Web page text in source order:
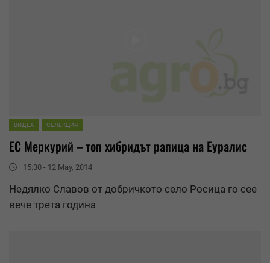
ВИДЕА СЕЛЕКЦИЯ
ЕС Меркурий – топ хибридът рапица на Еуралис
15:30 - 12 May, 2014
Недялко Славов от добричкото село Росица го сее
вече трета година